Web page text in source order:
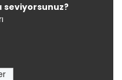
seviyorsunuz?